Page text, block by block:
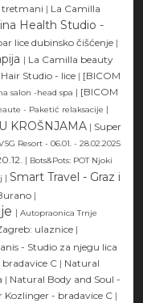
tretmani | La Camilla
Health Studio -
lice dubinsko čišćenje |
| La Camilla beauty
Studio - lice | [BICOM
salon -head spa | [BICOM
- Paketić relaksacije |
KROŠNJAMA | Super
Resort - 06.01. - 28.02.2025
| Bots&Pots: POT Njoki
| Smart Travel - Graz i
|
| Autopraonica Trnje
ulaznice |
- Studio za njegu lica
C | Natural
| Natural Body and Soul -
Kozlinger - bradavice C |